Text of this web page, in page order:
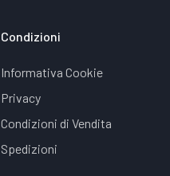
Condizioni
Informativa Cookie
Privacy
Condizioni di Vendita
Spedizioni